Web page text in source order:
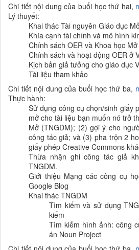
Chi tiết nội dung của buổi học thứ hai,
Lý thuyết:
Khai thác Tài nguyên Giáo dục
Khía cạnh tài chính và mô hình
Chính sách OER và Khoa học
Chính sách và hoạt động OER ở
Kịch bản giả tưởng cho giáo dục
Tài liệu tham khảo
Chi tiết nội dung của buổi học thứ ba,
Thực hành:
Sử dụng công cụ chọn/sinh giấy
mở cho tài liệu bạn muốn nó trở
Mở (TNGDM); (2) gợi ý cho
công tác giả; và (3) pha trộn 2
giấy phép Creative Commons
Thừa nhận ghi công tác giả
TNGDM.
Giới thiệu Mạng các công cụ
Google Blog
Khai thác TNGDM
Tìm kiếm và sử dụng
kiếm
Tìm kiếm hình ảnh: công
án Noun Project